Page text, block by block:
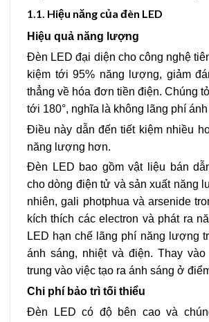
1.1. Hiệu năng của đèn LED
Hiệu quả năng lượng
Đèn LED đại diện cho công nghệ
kiệm tới 95% năng lượng, giảm
thẳng về hóa đơn tiền điện. Chúng
tới 180°, nghĩa là không lãng phí
Điều này dẫn đến tiết kiệm nhiều
năng lượng hơn.
Đèn LED bao gồm vật liệu bán
cho dòng điện tử và sản xuất năng
nhiên, gali photphua và arsenide
kích thích các electron và phát ra
LED hạn chế lãng phí năng lượng
ánh sáng, nhiệt và điện. Thay
trung vào việc tạo ra ánh sáng ở
Chi phí bảo trì tối thiểu
Đèn LED có độ bên cao và